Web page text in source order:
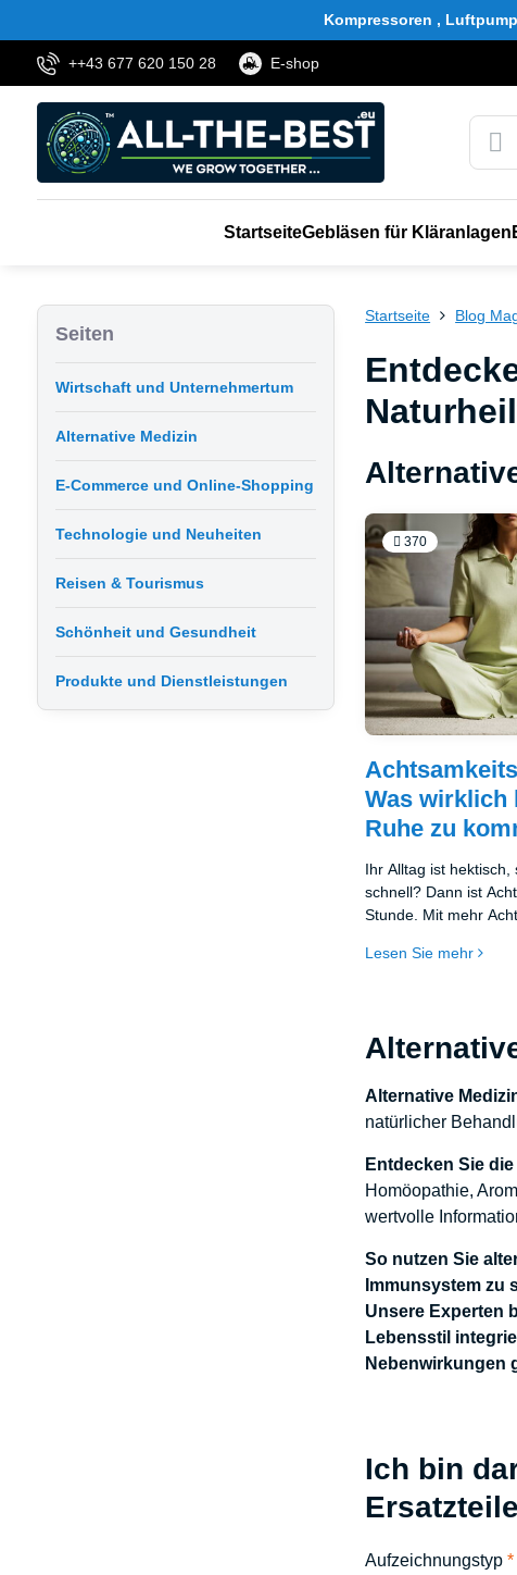
Kompressoren ,
++43 677 620 150 28 E-shop
StartseiteGebläsen für Kläranlagen
Startseite Blog
370
Was wirklich
Ruhe zu
Ihr Alltag ist hektisch,
schnell? Dann ist
Stunde. Mit mehr
versuchen, aktiver im
machen.
Lesen Sie mehr
Alternative
natürlicher
Entdecken Sie
Homöopathie,
wertvolle
So nutzen Sie
Immunsystem zu
Unsere Experten
Lebensstil
Nebenwirkungen
Ich bin
Aufzeichnungstyp*
Seiten
Wirtschaft und Unternehmertum
Alternative Medizin
E-Commerce und Online-Shopping
Technologie und Neuheiten
Reisen & Tourismus
Schönheit und Gesundheit
Produkte und Dienstleistungen